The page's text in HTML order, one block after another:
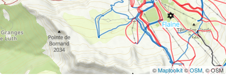
©Maptoolkit©OSM, © OSM